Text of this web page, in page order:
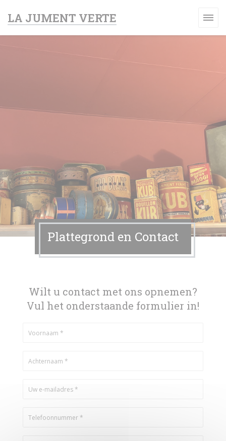
LA JUMENT VERTE
Plattegrond en Contact
Wilt u contact met ons opnemen?
Vul het onderstaande formulier in!